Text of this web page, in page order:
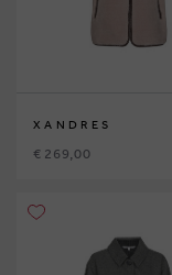
XANDRES
€ 269,00